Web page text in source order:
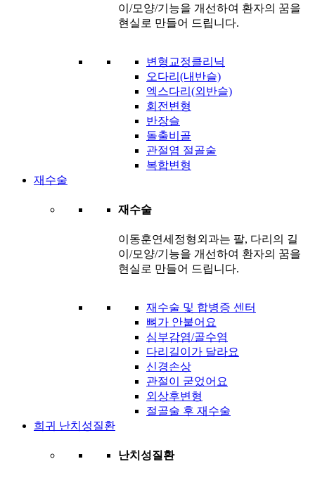
이/모양/기능을 개선하여 환자의 꿈을
현실로 만들어 드립니다.
변형교정클리닉
오다리(내반슬)
엑스다리(외반슬)
회전변형
반장슬
돌출비골
관절염 절골술
복합변형
재수술
재수술
이동훈연세정형외과는 팔, 다리의 길
이/모양/기능을 개선하여 환자의 꿈을
현실로 만들어 드립니다.
재수술 및 합병증 센터
뼈가 안붙어요
심부감염/골수염
다리길이가 달라요
신경손상
관절이 굳었어요
외상후변형
절골술 후 재수술
희귀 난치성질환
난치성질환